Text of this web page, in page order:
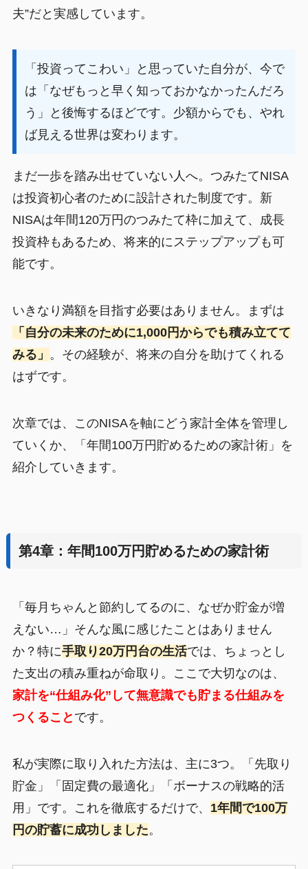
夫”だと実感しています。
「投資ってこわい」と思っていた自分が、今で
は「なぜもっと早く知っておかなかったんだろ
う」と後悔するほどです。少額からでも、やれ
ば見える世界は変わります。
まだ一歩を踏み出せていない人へ。つみたてNISA
は投資初心者のために設計された制度です。新
NISAは年間120万円のつみたて枠に加えて、成長
投資枠もあるため、将来的にステップアップも可
能です。
いきなり満額を目指す必要はありません。まずは
「自分の未来のために1,000円からでも積み立てて
みる」 。その経験が、将来の自分を助けてくれる
はずです。
次章では、このNISAを軸にどう家計全体を管理し
ていくか、「年間100万円貯めるための家計術」を
紹介していきます。
第4章：年間100万円貯めるための家計術
「毎月ちゃんと節約してるのに、なぜか貯金が増
えない…」そんな風に感じたことはありません
か？特に手取り20万円台の生活では、ちょっとし
た支出の積み重ねが命取り。ここで大切なのは、
家計を“仕組み化”して無意識でも貯まる仕組みを
つくること です。
私が実際に取り入れた方法は、主に3つ。「先取り
貯金」「固定費の最適化」「ボーナスの戦略的活
用」です。これを徹底するだけで、 1年間で100万
円の貯蓄に成功しました。